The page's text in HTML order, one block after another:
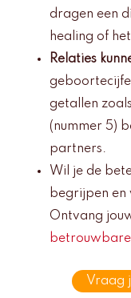
dragen een
healing of
Relaties
getallen
(nummer 5)
partners.
Wil je de
begrijpen en
Ontvang
Vraag